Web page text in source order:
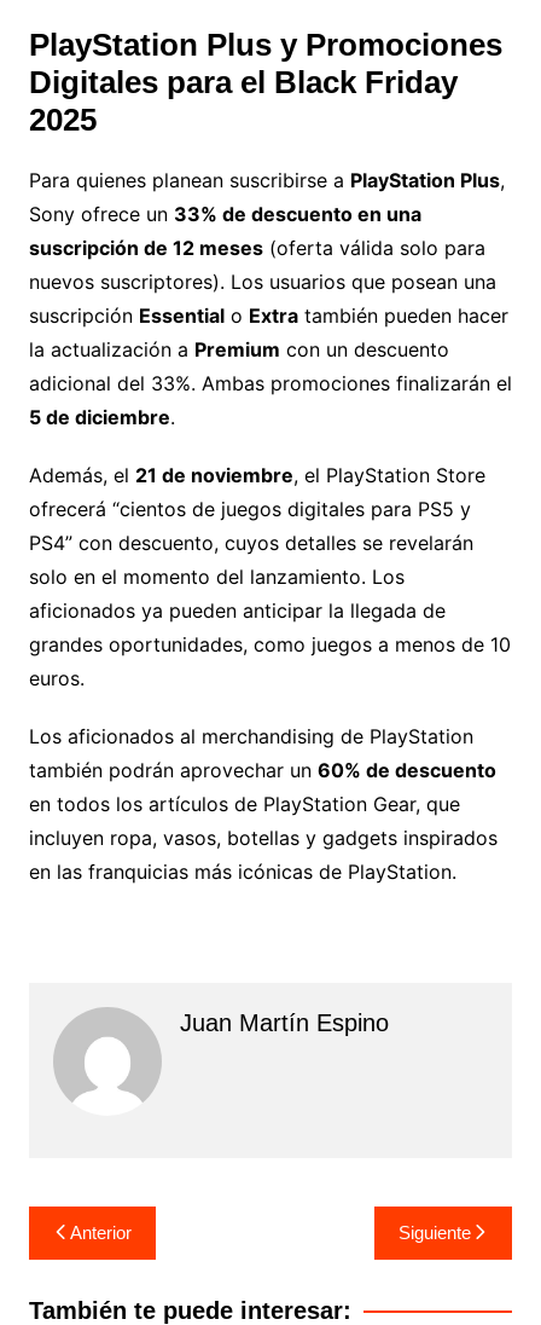
PlayStation Plus y Promociones
Digitales para el Black Friday
2025
Para quienes planean suscribirse a PlayStation Plus,
Sony ofrece un 33% de descuento en una
suscripción de 12 meses(oferta válida solo para
nuevos suscriptores). Los usuarios que posean una
suscripción Essentialo Extratambién pueden hacer
la actualización a Premium con un descuento
adicional del 33%. Ambas promociones finalizarán el
5 de diciembre.
Además, el 21 de noviembre, el PlayStation Store
ofrecerá “cientos de juegos digitales para PS5 y
PS4” con descuento, cuyos detalles se revelarán
solo en el momento del lanzamiento. Los
aficionados ya pueden anticipar la llegada de
grandes oportunidades, como juegos a menos de 10
euros.
Los aficionados al merchandising de PlayStation
también podrán aprovechar un 60% de descuento
en todos los artículos de PlayStation Gear, que
incluyen ropa, vasos, botellas y gadgets inspirados
en las franquicias más icónicas de PlayStation.
Juan Martín Espino
Navegación
de
entradas
Anterior Siguiente
También te puede interesar: